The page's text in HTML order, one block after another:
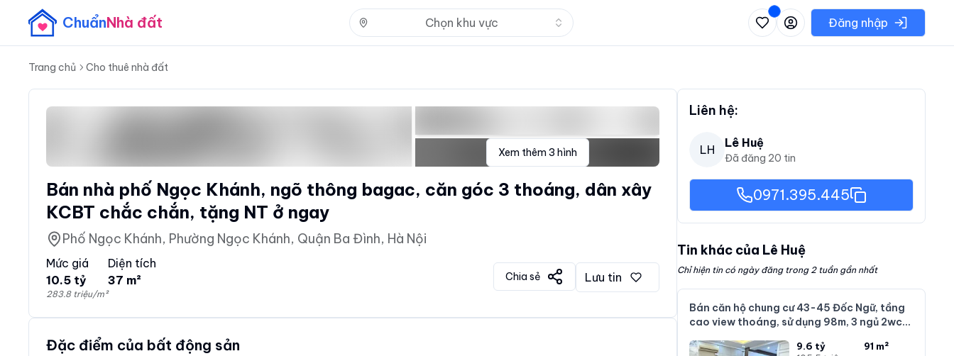
ChuẩnNhà đất Chọn khu vực Nhấn để mở danh sách các khu vực có thể chọnĐăng nhập
Trang chủ Cho thuê nhà đất
Xem thêm 3 hình
Bán nhà phố Ngọc Khánh, ngõ thông bagac, căn góc 3 thoáng, dân xây
KCBT chắc chắn, tặng NT ở ngay
Phố Ngọc Khánh, Phường Ngọc Khánh, Quận Ba Đình, Hà Nội
Mức giá
10.5 tỷ
283.8 triệu/m²
Diện tích
37 m²
Chia sẻ Lưu tin
Đặc điểm của bất động sản
Liên hệ:
LH Lê Huệ
Đã đăng 20 tin
0971.395.445
Tin khác của Lê Huệ
Chỉ hiện tin có ngày đăng trong 2 tuần gần nhất
Bán căn hộ chung cư 43-45 Đốc Ngữ, tầng
cao view thoáng, sử dụng 98m, 3 ngủ 2wc
9.6 tỷ
91 m²